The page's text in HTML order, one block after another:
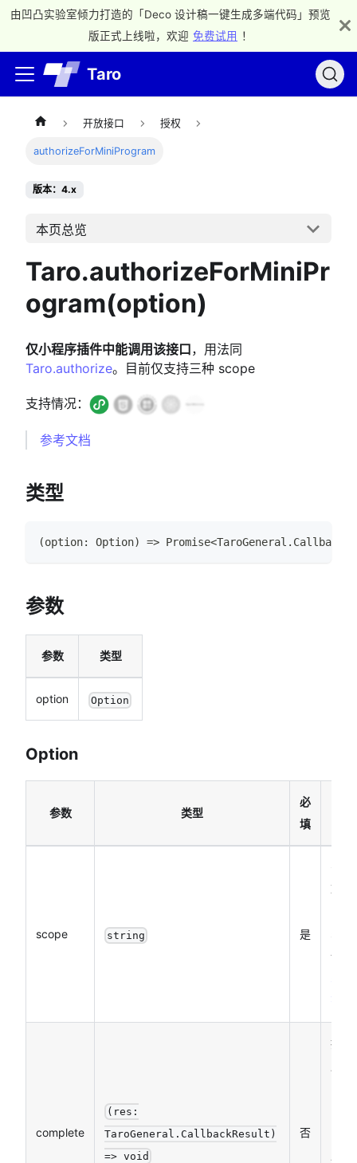
由凹凸实验室倾力打造的「Deco 设计稿一键生成多端代码」预览
版正式上线啦，欢迎 免费试用 ！
Taro
开放接口 授权
authorizeForMiniProgram
版本：4.x
本页总览
Taro.authorizeForMiniPr
ogram(option)
仅小程序插件中能调用该接口，用法同
Taro.authorize。目前仅支持三种 scope
支持情况：
参考文档
类型
(option: Option) => Promise<TaroGeneral .
参数
参数 类型
option Option
Option
参数 类型
必
填
scope string 是
取权
详见
列表
complete
(res:
TaroGeneral.CallbackResult)
=> void
否
接口